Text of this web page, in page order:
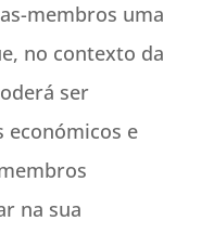
membros uma
no contexto da
ser
económicos e
na sua